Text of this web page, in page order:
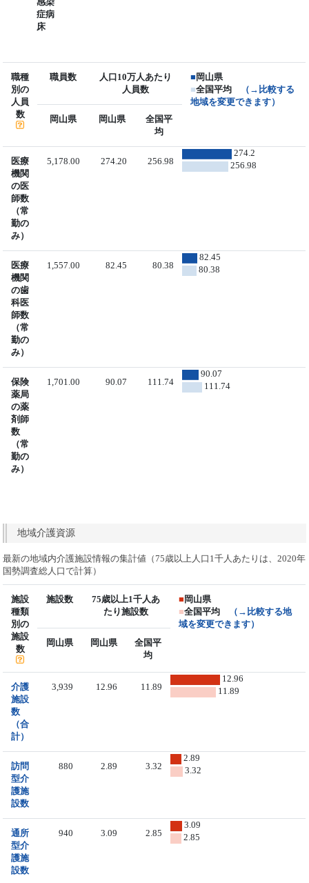
症病
床
職種
別の
人員
数
職員数
人口10万人あたり
人員数
■ 岡山県
■全国平均
（→比較する
地域を変更できます）
岡山県
岡山県
全国平
均
医療
機関
の医
師数
（常
勤の
み）
5,178.00 274.20 256.98
274.2
256.98
医療
機関
の歯
科医
師数
（常
勤の
み）
1,557.00 82.45 80.38
82.45
80.38
保険
薬局
の薬
剤師
数
（常
勤の
み）
1,701.00 90.07 111.74
90.07
111.74
地域介護資源
最新の地域内介護施設情報の集計値（75歳以上人口1千人あたりは、2020年
国勢調査総人口で計算）
施設
種類
別の
施設
数
施設数
75歳以上1千人あ
たり施設数
■ 岡山県
■全国平均
（→比較する地
域を変更できます）
岡山県
岡山県
全国平
均
介護
施設
数
（合
計）
3,939 12.96 11.89
12.96
11.89
訪問
型介
護施
設数
880 2.89 3.32
2.89
3.32
通所
型介
護施
設数
940 3.09 2.85
3.09
2.85